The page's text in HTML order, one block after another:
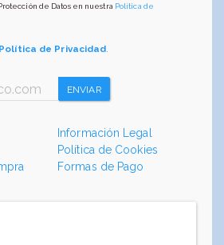
de Datos en nuestra Política de
Política de Privacidad.
ENVIAR
Información Legal
Política de Cookies
Formas de Pago